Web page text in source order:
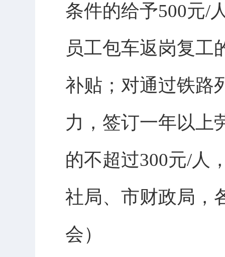
条件的给予500元/
员工包车返岗复工
补贴；对通过铁路
力，签订一年以上
的不超过300元/人
社局、市财政局，
会）